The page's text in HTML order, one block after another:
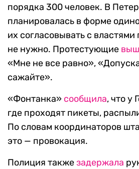
порядка 300 человек. В
планировалась в форме
их согласовывать с властями
не нужно. Протестующие
«Мне не все равно»,
сажайте».
«Фонтанка» сообщила, что у
где проходят пикеты,
По словам координаторов
это — провокация.
Полиция такжезадержала